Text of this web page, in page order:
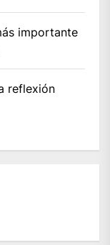
importante
reflexión